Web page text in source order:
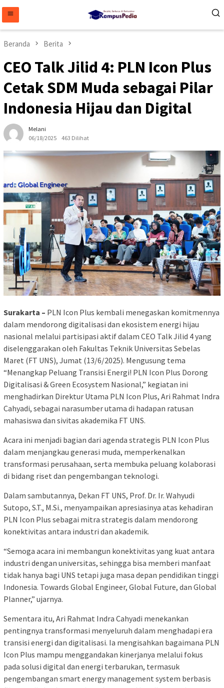
konten
Beranda Berita
CEO Talk Jilid 4: PLN Icon Plus
Cetak SDM Muda sebagai Pilar
Indonesia Hijau dan Digital
Melani
06/18/2025
463 Dilihat
Surakarta – PLN Icon Plus kembali menegaskan komitmennya
dalam mendorong digitalisasi dan ekosistem energi hijau
nasional melalui partisipasi aktif dalam CEO Talk Jilid 4 yang
diselenggarakan oleh Fakultas Teknik Universitas Sebelas
Maret (FT UNS), Jumat (13/6/2025). Mengusung tema
“Menangkap Peluang Transisi Energi! PLN Icon Plus Dorong
Digitalisasi & Green Ecosystem Nasional,” kegiatan ini
menghadirkan Direktur Utama PLN Icon Plus, Ari Rahmat Indra
Cahyadi, sebagai narasumber utama di hadapan ratusan
mahasiswa dan sivitas akademika FT UNS.
Acara ini menjadi bagian dari agenda strategis PLN Icon Plus
dalam menjangkau generasi muda, memperkenalkan
transformasi perusahaan, serta membuka peluang kolaborasi
di bidang riset dan pengembangan teknologi.
Dalam sambutannya, Dekan FT UNS, Prof. Dr. Ir. Wahyudi
Sutopo, S.T., M.Si., menyampaikan apresiasinya atas kehadiran
PLN Icon Plus sebagai mitra strategis dalam mendorong
konektivitas antara industri dan akademik.
“Semoga acara ini membangun konektivitas yang kuat antara
industri dengan universitas, sehingga bisa memberi manfaat
tidak hanya bagi UNS tetapi juga masa depan pendidikan tinggi
Indonesia. Towards Global Engineer, Global Future, dan Global
Planner,” ujarnya.
Sementara itu, Ari Rahmat Indra Cahyadi menekankan
pentingnya transformasi menyeluruh dalam menghadapi era
transisi energi dan digitalisasi. Ia mengisahkan bagaimana PLN
Icon Plus mampu menggandakan kinerjanya melalui fokus
pada solusi digital dan energi terbarukan, termasuk
pengembangan smart energy management system berbasis